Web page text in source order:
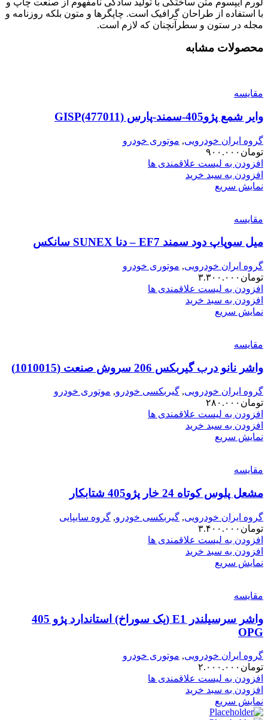
با استفاده از طراحان گرافیک است. چاپگرها و متون بلکه روزنامه و
مجله در ستون و سطرآنچنان که لازم است.
محصولات مشابه
مقایسه
وایر شمع پژو405-سمند-پارس GISP(477011)
گروه ایران خودرویی, موتوری خودرو
تومان ۹۰۰.۰۰۰
افزودن به لیست علاقمندی ها
افزودن به سبد خرید
نمایش سریع
مقایسه
میل سوپاپ دود سمند EF7 – دنا SUNEX سانکس
گروه ایران خودرویی, موتوری خودرو
تومان ۳.۳۰۰.۰۰۰
افزودن به لیست علاقمندی ها
افزودن به سبد خرید
نمایش سریع
مقایسه
واشر نانو درب گیربکس 206 سروش صنعت (1010015)
گروه ایران خودرویی, گیربکسی خودرو, موتوری خودرو
تومان ۲۸۰.۰۰۰
افزودن به لیست علاقمندی ها
افزودن به سبد خرید
نمایش سریع
مقایسه
مشعل پلوس کوتاه 24 خار پژو405 شتابکار
گروه ایران خودرویی, گیربکسی خودرو, گروه سایپایی
تومان ۳.۴۰۰.۰۰۰
افزودن به لیست علاقمندی ها
افزودن به سبد خرید
نمایش سریع
مقایسه
واشر سرسیلندر E1 (یک سوراخ) استاندارد پژو 405
OPG
گروه ایران خودرویی, موتوری خودرو
تومان ۲.۰۰۰.۰۰۰
افزودن به لیست علاقمندی ها
افزودن به سبد خرید
نمایش سریع